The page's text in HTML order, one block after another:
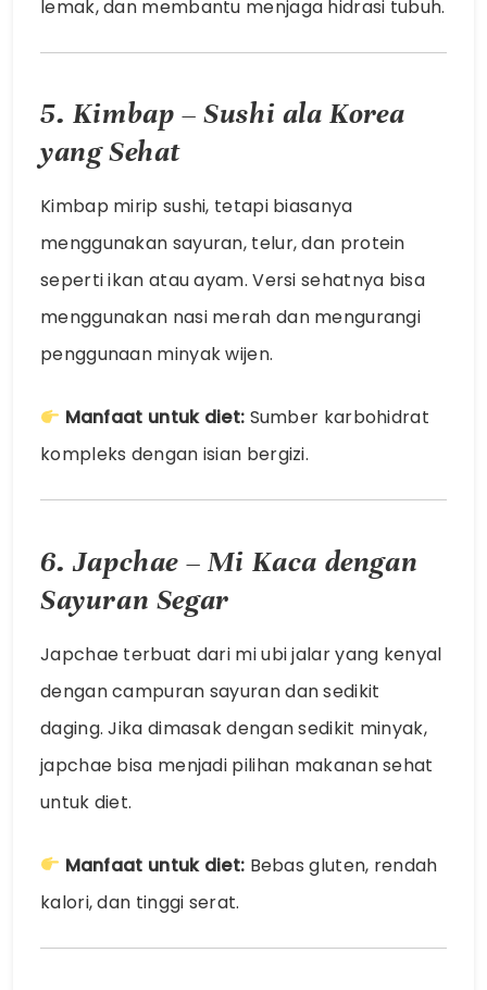
lemak, dan membantu menjaga hidrasi tubuh.
5. Kimbap – Sushi ala Korea
yang Sehat
Kimbap mirip sushi, tetapi biasanya
menggunakan sayuran, telur, dan protein
seperti ikan atau ayam. Versi sehatnya bisa
menggunakan nasi merah dan mengurangi
penggunaan minyak wijen.
Manfaat untuk diet: Sumber karbohidrat
kompleks dengan isian bergizi.
6. Japchae – Mi Kaca dengan
Sayuran Segar
Japchae terbuat dari mi ubi jalar yang kenyal
dengan campuran sayuran dan sedikit
daging. Jika dimasak dengan sedikit minyak,
japchae bisa menjadi pilihan makanan sehat
untuk diet.
Manfaat untuk diet: Bebas gluten, rendah
kalori, dan tinggi serat.